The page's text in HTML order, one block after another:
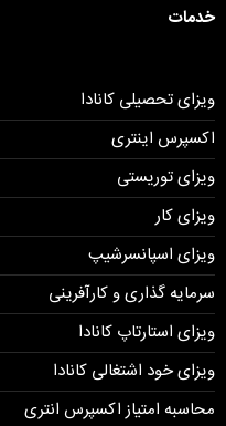
خدمات
ویزای تحصیلی کانادا
اکسپرس اینتری
ویزای توریستی
ویزای کار
ویزای اسپانسرشیپ
سرمایه گذاری و کارآفرینی
ویزای استارتاپ کانادا
ویزای خود اشتغالی کانادا
محاسبه امتیاز اکسپرس انتری